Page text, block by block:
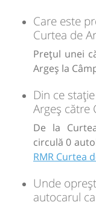
Sursa: Transmontana SA|
Care este
Curtea de
Prețul unei
Argeș la
Din ce
Argeș către
De la
circulă 0
RMR Curtea
Unde
autocarul